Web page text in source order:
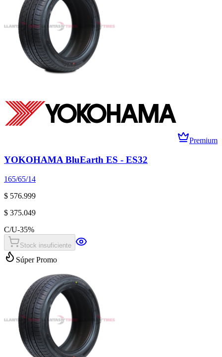
Premium
YOKOHAMA BluEarth ES - ES32
165/65/14
$ 576.999
$ 375.049
C/U-35%
Stock insuficiente
Súper Promo